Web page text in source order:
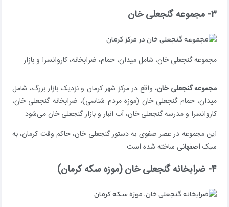
۳- مجموعه گنجعلی خان
مجموعه گنجعلی خان، شامل میدان، حمام، ضرابخانه، کاروانسرا و بازار
مجموعه گنجعلی خان، واقع در مرکز شهر کرمان و نزدیک بازار بزرگ، شامل
میدان، حمام گنجعلی خان (موزه مردم شناسی)، ضرابخانه گنجعلی خان،
کاروانسرا و مدرسه گنجعلی خان، آب انبار و بازار گنجعلی خان می‌شود.
این مجموعه در عصر صفوی به دستور گنجعلی خان، حاکم وقت کرمان، به
سبک اصفهانی ساخته شده است.
۴- ضرابخانه گنجعلی خان (موزه سکه کرمان)